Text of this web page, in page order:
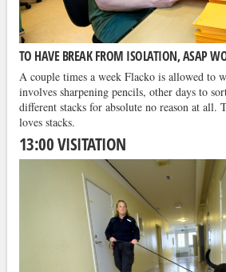
TO HAVE BREAK FROM ISOLATION, ASAP
A couple times a week Flacko is allowed to
involves sharpening pencils, other days to
different stacks for absolute no reason at all.
loves stacks.
13:00 VISITATION